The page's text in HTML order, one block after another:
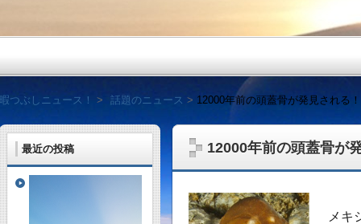
12000年前の頭蓋骨が
メキ
最近の投稿
暇つぶしニュース！ 話題のニュース 12000年前の頭蓋骨が発見される
暇つぶしニュース！
毎日面白い話題をピッ